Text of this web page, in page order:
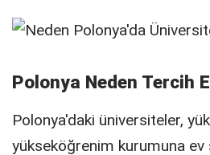
Polonya Neden Tercih
Polonya'daki üniversiteler,
yükseköğrenim kurumuna